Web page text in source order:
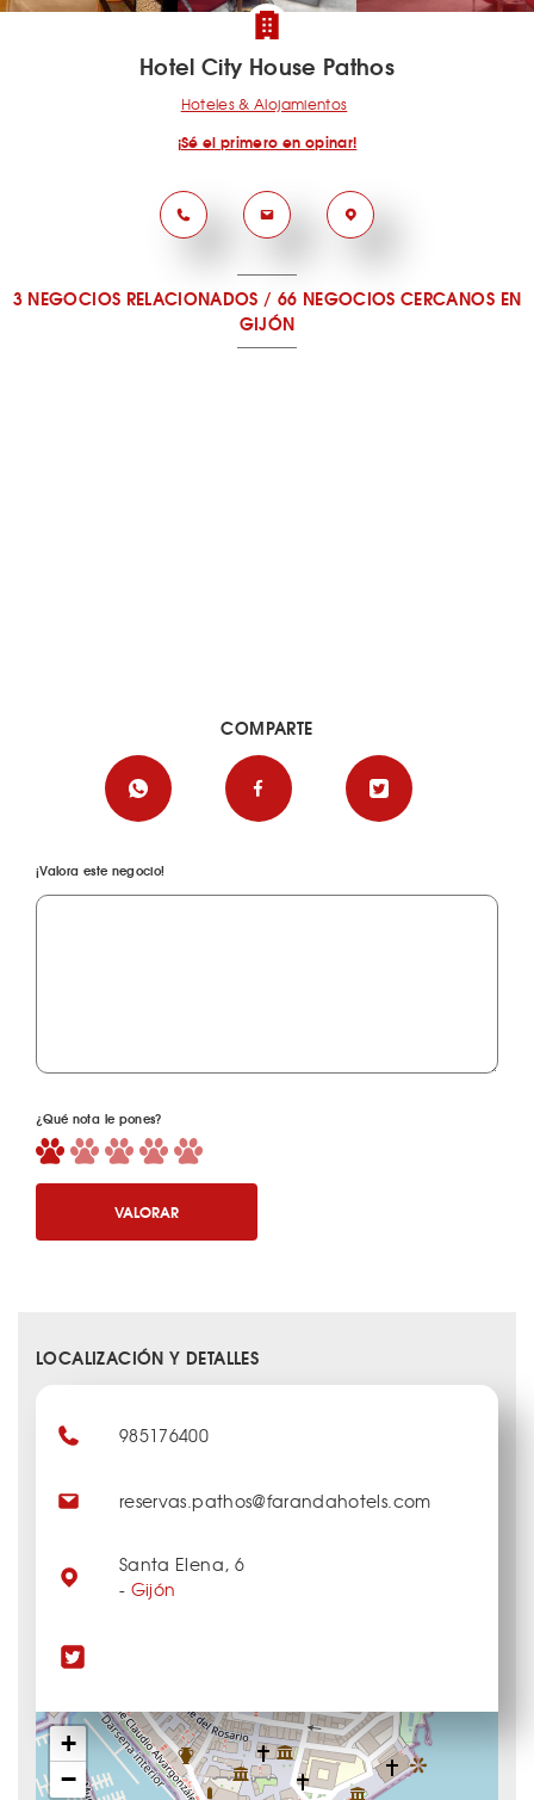
Hotel City House Pathos
Hoteles & Alojamientos
¡Sé el primero en opinar!
3 NEGOCIOS RELACIONADOS / 66 NEGOCIOS CERCANOS EN
GIJÓN
¡Valora este negocio!
¿Qué nota le pones?
VALORAR
COMPARTE
LOCALIZACIÓN Y DETALLES
+
−
985176400
reservas.pathos@farandahotels.com
Santa Elena, 6
- Gijón